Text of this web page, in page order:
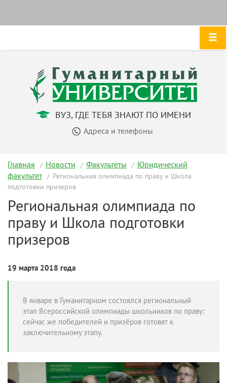
ВУЗ, ГДЕ ТЕБЯ ЗНАЮТ ПО ИМЕНИ
Адреса и телефоны
Главная Новости Факультеты
Юридический
факультет
Региональная олимпиада по праву и Школа
подготовки призеров
Региональная олимпиада по
праву и Школа подготовки
призеров
19 марта 2018 года
В январе в Гуманитарном состоялся региональный
этап Всероссийской олимпиады школьников по праву:
сейчас же победителей и призёров готовят к
заключительному этапу.